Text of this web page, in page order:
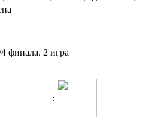
финала. 2 игра
: